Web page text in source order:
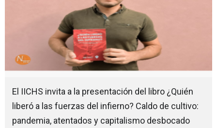
El IICHS invita a la presentación del libro ¿Quién
liberó a las fuerzas del infierno? Caldo de cultivo:
pandemia, atentados y capitalismo desbocado